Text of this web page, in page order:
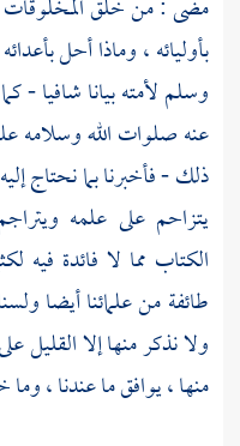
مضى : من خلق المخلوقات
بأوليائه ، وماذا أحل
وسلم لأمته بيانا شافيا
عنه صلوات الله وسلامه
ذلك - فأخبرنا بما نحتاج
يتزاحم على علمه
الكتاب مما لا فائدة
طائفة من علمائنا أيضا
ولا نذكر منها إلا القليل
منها ، يوافق ما عندنا ، وما